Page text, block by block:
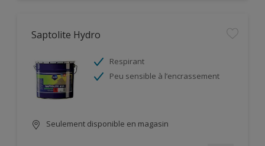
Saptolite Hydro
Respirant
Peu sensible à l’encrassement
Seulement disponible en magasin